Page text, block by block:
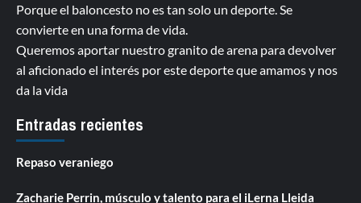
Porque el baloncesto no es tan solo un deporte. Se
convierte en una forma de vida.
Queremos aportar nuestro granito de arena para devolver
al aficionado el interés por este deporte que amamos y nos
da la vida
Entradas recientes
Repaso veraniego
Zacharie Perrin, músculo y talento para el iLerna Lleida